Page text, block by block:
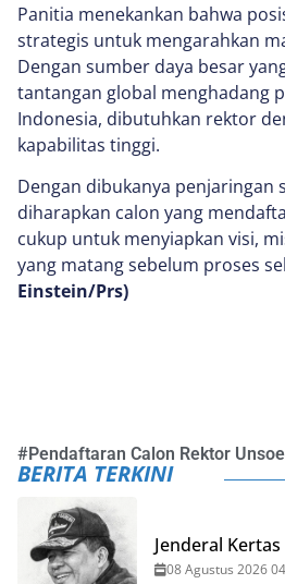
Panitia menekankan bahwa
strategis untuk mengarahkan
Dengan sumber daya besar
tantangan global menghadang
Indonesia, dibutuhkan rektor
kapabilitas tinggi.
Dengan dibukanya penjaringan
diharapkan calon yang
cukup untuk menyiapkan visi,
yang matang sebelum proses
Einstein/Prs)
#Pendaftaran Calon Rektor
BERITA TERKINI
Jenderal Kertas
08 Agustus 2026